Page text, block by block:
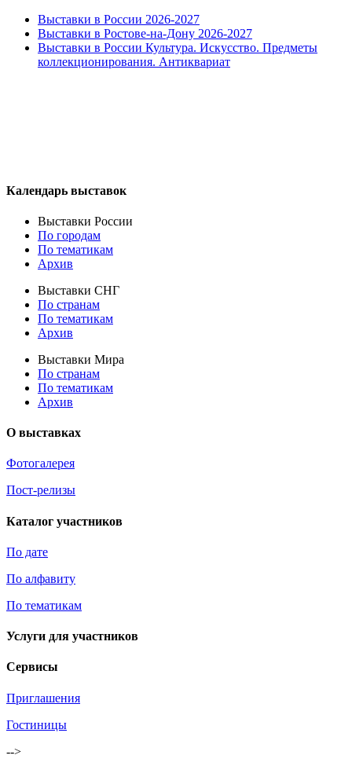
Выставки в России 2026-2027
Выставки в Ростове-на-Дону 2026-2027
Выставки в России Культура. Искусство. Предметы
коллекционирования. Антиквариат
Календарь выставок
Выставки России
По городам
По тематикам
Архив
Выставки СНГ
По странам
По тематикам
Архив
Выставки Мира
По странам
По тематикам
Архив
О выставках
Фотогалерея
Пост-релизы
Каталог участников
По дате
По алфавиту
По тематикам
Услуги для участников
Сервисы
Приглашения
Гостиницы
-->